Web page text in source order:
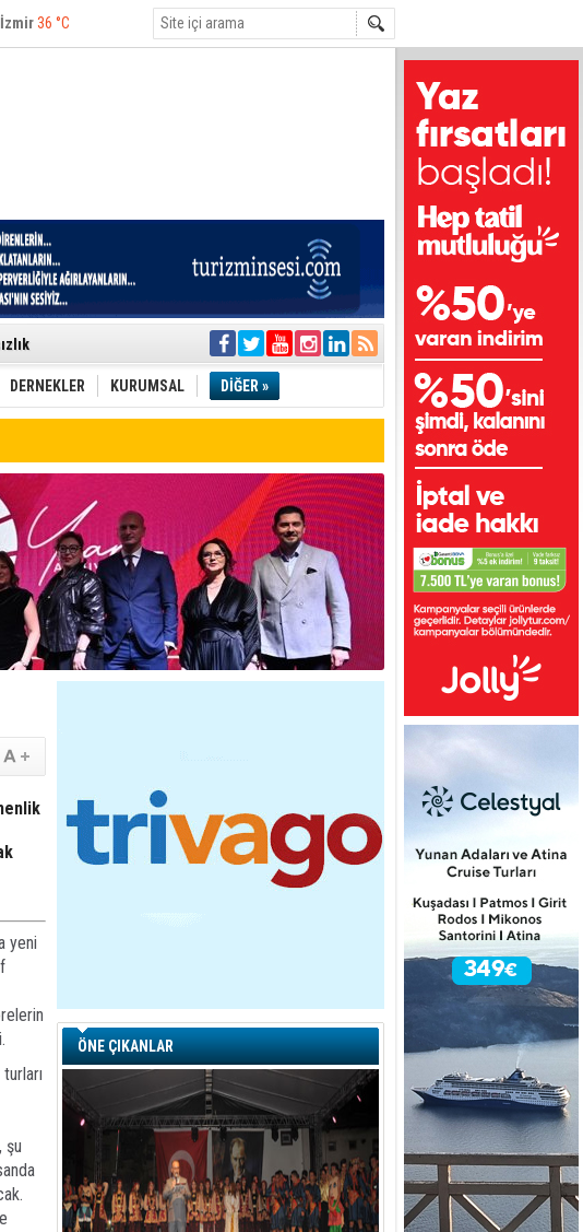
İstanbul 31 °C
Zirvesi
46,5 Milyon Dolar
Rekor
DERNEKLER KURUMSAL DİĞER »
yeni
şu
ÖNE ÇIKANLAR